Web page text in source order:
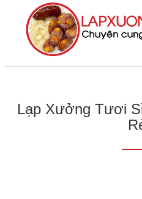
TIN TỨC
Lạp Xưởng Tươi